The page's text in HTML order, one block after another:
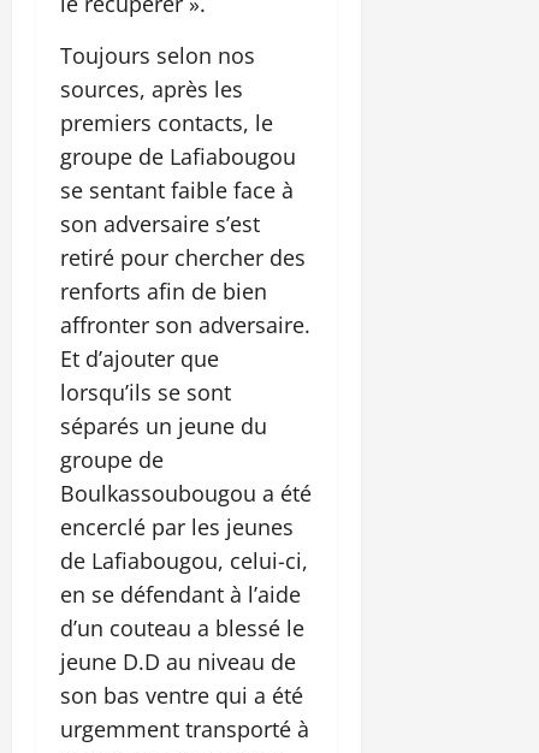
Toujours selon nos
sources, après les
premiers contacts, le
groupe de Lafiabougou
se sentant faible face à
son adversaire s’est
retiré pour chercher des
renforts afin de bien
affronter son adversaire.
Et d’ajouter que
lorsqu’ils se sont
séparés un jeune du
groupe de
Boulkassoubougou a été
encerclé par les jeunes
de Lafiabougou, celui-ci,
en se défendant à l’aide
d’un couteau a blessé le
jeune D.D au niveau de
son bas ventre qui a été
urgemment transporté à